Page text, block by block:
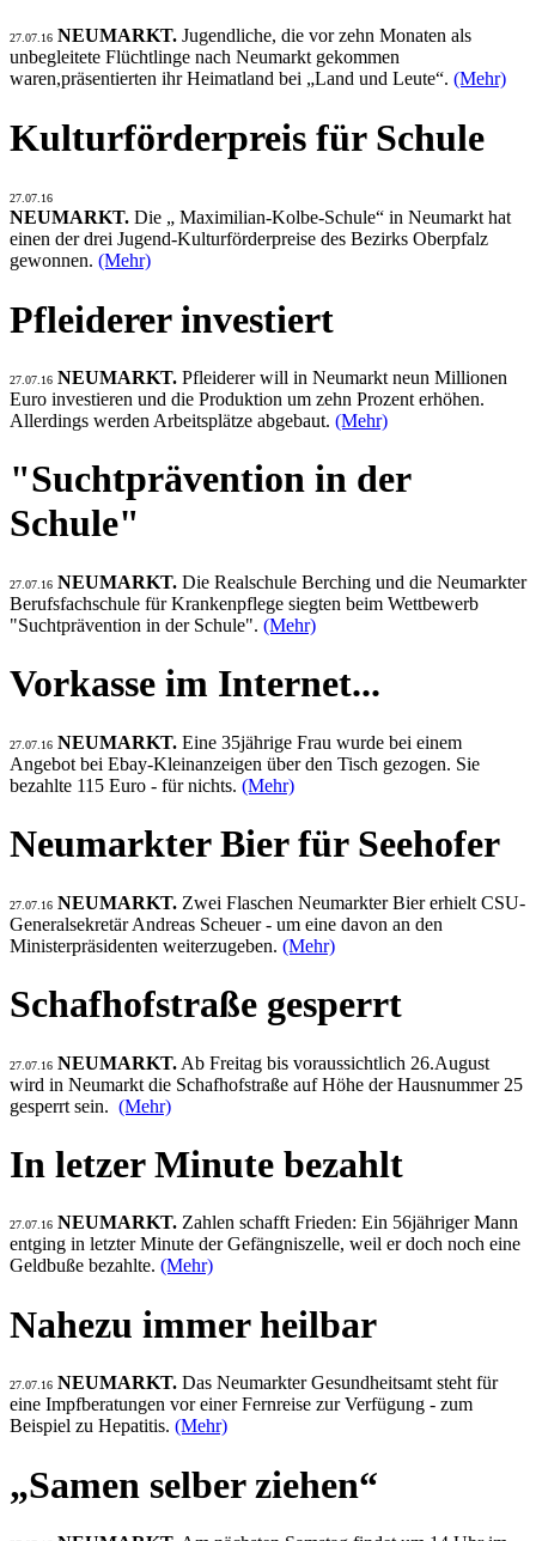
27.07.16 NEUMARKT. Jugendliche, die vor zehn Monaten als
unbegleitete Flüchtlinge nach Neumarkt gekommen
waren,präsentierten ihr Heimatland bei „Land und Leute“. (Mehr)
Kulturförderpreis für Schule
27.07.16
NEUMARKT. Die „ Maximilian-Kolbe-Schule“ in Neumarkt hat
einen der drei Jugend-Kulturförderpreise des Bezirks Oberpfalz
gewonnen. (Mehr)
Pfleiderer investiert
27.07.16 NEUMARKT. Pfleiderer will in Neumarkt neun Millionen
Euro investieren und die Produktion um zehn Prozent erhöhen.
Allerdings werden Arbeitsplätze abgebaut. (Mehr)
"Suchtprävention in der
Schule"
27.07.16 NEUMARKT. Die Realschule Berching und die Neumarkter
Berufsfachschule für Krankenpflege siegten beim Wettbewerb
"Suchtprävention in der Schule". (Mehr)
Vorkasse im Internet...
27.07.16 NEUMARKT. Eine 35jährige Frau wurde bei einem
Angebot bei Ebay-Kleinanzeigen über den Tisch gezogen. Sie
bezahlte 115 Euro - für nichts. (Mehr)
Neumarkter Bier für Seehofer
27.07.16 NEUMARKT. Zwei Flaschen Neumarkter Bier erhielt CSU-
Generalsekretär Andreas Scheuer - um eine davon an den
Ministerpräsidenten weiterzugeben. (Mehr)
Schafhofstraße gesperrt
27.07.16 NEUMARKT. Ab Freitag bis voraussichtlich 26.August
wird in Neumarkt die Schafhofstraße auf Höhe der Hausnummer 25
gesperrt sein. (Mehr)
In letzer Minute bezahlt
27.07.16 NEUMARKT. Zahlen schafft Frieden: Ein 56jähriger Mann
entging in letzter Minute der Gefängniszelle, weil er doch noch eine
Geldbuße bezahlte. (Mehr)
Nahezu immer heilbar
27.07.16 NEUMARKT. Das Neumarkter Gesundheitsamt steht für
eine Impfberatungen vor einer Fernreise zur Verfügung - zum
Beispiel zu Hepatitis. (Mehr)
„Samen selber ziehen“